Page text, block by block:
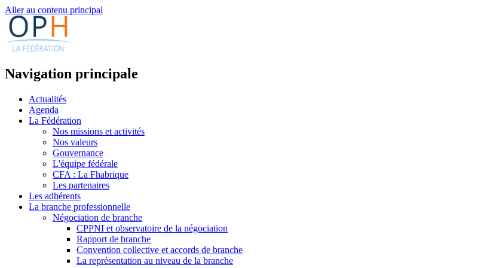
Aller au contenu principal
Navigation principale
Actualités
Agenda
La Fédération
Nos missions et activités
Nos valeurs
Gouvernance
L'équipe fédérale
CFA : La Fhabrique
Les partenaires
Les adhérents
La branche professionnelle
Négociation de branche
CPPNI et observatoire de la négociation
Rapport de branche
Convention collective et accords de branche
La représentation au niveau de la branche